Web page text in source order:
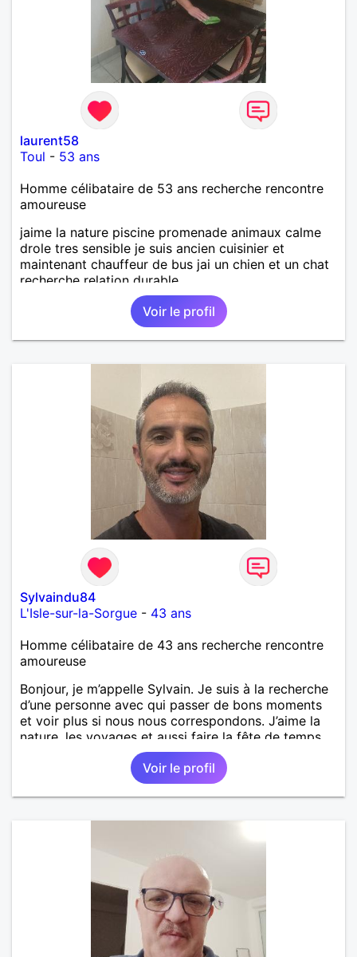
laurent58
Toul - 53 ans
Homme célibataire de 53 ans recherche rencontre
amoureuse
jaime la nature piscine promenade animaux calme
drole tres sensible je suis ancien cuisinier et
maintenant chauffeur de bus jai un chien et un chat
recherche relation durable
Voir le profil
Sylvaindu84
L'Isle-sur-la-Sorgue - 43 ans
Homme célibataire de 43 ans recherche rencontre
amoureuse
Bonjour, je m’appelle Sylvain. Je suis à la recherche
d’une personne avec qui passer de bons moments
et voir plus si nous nous correspondons. J’aime la
nature, les voyages et aussi faire la fête de temps
en temps ;-)Je suis papa d’un petit garçon de 7 ans
dont je m’occupe en garde alternée. J’aime à peu
près tous les styles de musique. (Oui je suis pas
trop fan de Jul). Je fais du sport pour garder la
Voir le profil